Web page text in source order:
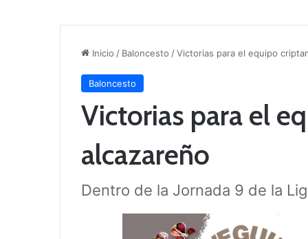
Inicio / Baloncesto /Victorias para el equipo
Baloncesto
Victorias para el
alcazareño
Dentro de la Jornada 9 de la